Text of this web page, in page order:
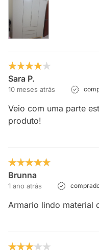
Sara P.
10 meses atrás
Veio com uma parte
produto!
Brunna
1 ano atrás
Armario lindo material